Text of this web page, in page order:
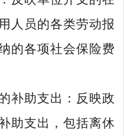
人员的各类劳动报
的各项社会保险费
补助支出：反映政
助支出，包括离休